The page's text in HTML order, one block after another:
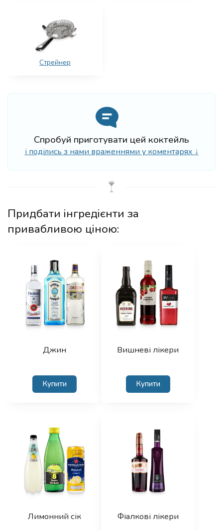
Стрейнер
Спробуй приготувати цей коктейль
і поділись з нами враженнями у коментарях ↓
Придбати інгредієнти за
привабливою ціною:
Джин
Купити
Вишневі лікери
Купити
Лимонний сік Фіалкові лікери